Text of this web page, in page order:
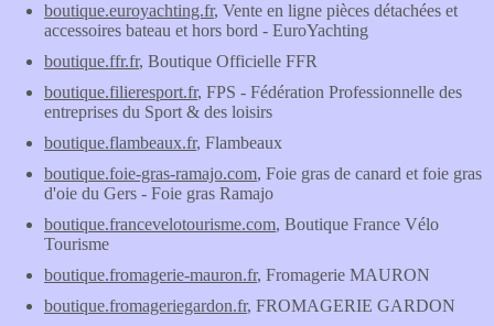
boutique.euroyachting.fr, Vente en ligne pièces détachées et
accessoires bateau et hors bord - EuroYachting
boutique.ffr.fr, Boutique Officielle FFR
boutique.filieresport.fr, FPS - Fédération Professionnelle des
entreprises du Sport & des loisirs
boutique.flambeaux.fr, Flambeaux
boutique.foie-gras-ramajo.com, Foie gras de canard et foie gras
d'oie du Gers - Foie gras Ramajo
boutique.francevelotourisme.com, Boutique France Vélo
Tourisme
boutique.fromagerie-mauron.fr, Fromagerie MAURON
boutique.fromageriegardon.fr, FROMAGERIE GARDON